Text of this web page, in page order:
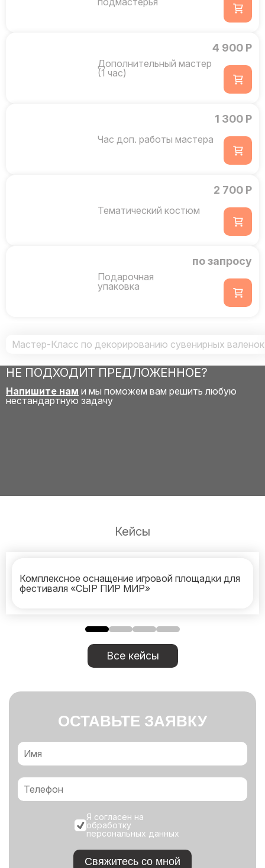
Дополнительный мастер
(1 час)
4 900 Р
Час доп. работы мастера
1 300 Р
Тематический костюм
2 700 Р
Подарочная
упаковка
по запросу
Мастер-Класс по декорированию сувенирных валенок
НЕ ПОДХОДИТ ПРЕДЛОЖЕННОЕ?
Напишите нам и мы поможем вам решить любую
нестандартную задачу
Кейсы
Комплексное оснащение игровой площадки для
фестиваля «СЫР ПИР МИР»
Все кейсы
ОСТАВЬТЕ ЗАЯВКУ
Я согласен на
обработку
персональных данных
Свяжитесь со мной